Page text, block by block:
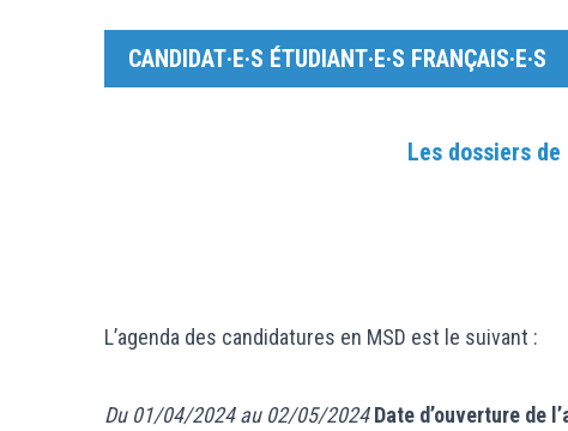
CANDIDAT·E·S ÉTUDIANT·E·S FRANÇAIS·E·S
Les dossiers
L’agenda des candidatures en MSD est le suivant :
Du 01/04/2024 au 02/05/2024 Date d’ouverture de